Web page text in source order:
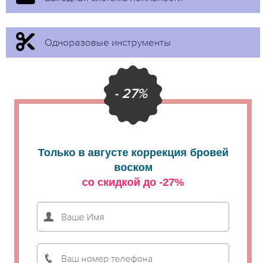
Одноразовые инструменты
- 27%
Только в августе коррекция бровей
воском
со скидкой до -27%